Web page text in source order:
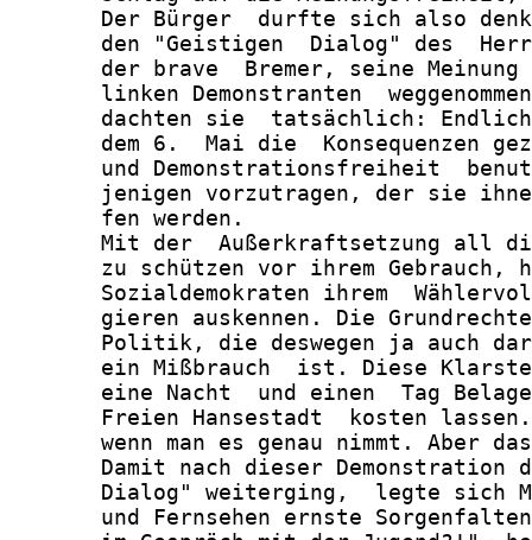
Der Bürger  durfte sich also
den "Geistigen  Dialog" des
der brave  Bremer, seine
linken Demonstranten
dachten sie  tatsächlich:
dem 6.  Mai die  Konsequenzen
und Demonstrationsfreiheit
jenigen vorzutragen, der sie
       fen werden.
Mit der  Außerkraftsetzung all
zu schützen vor ihrem Gebrauch,
Sozialdemokraten ihrem
gieren auskennen. Die
Politik, die deswegen ja auch
ein Mißbrauch  ist. Diese
eine Nacht  und einen  Tag
Freien Hansestadt  kosten
wenn man es genau nimmt. Aber
Damit nach dieser Demonstration
Dialog" weiterging,  legte sich
und Fernsehen ernste